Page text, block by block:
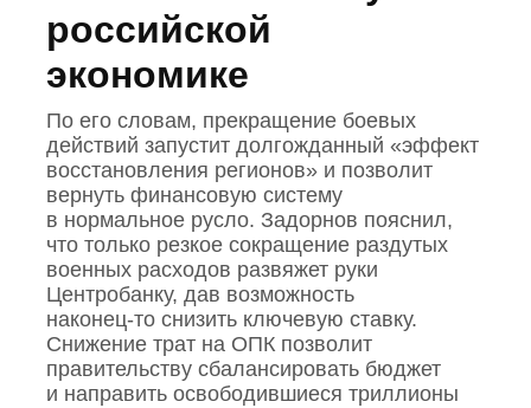
российской
экономике
По его словам, прекращение боевых
действий запустит долгожданный «эффект
восстановления регионов» и позволит
вернуть финансовую систему
в нормальное русло. Задорнов пояснил,
что только резкое сокращение раздутых
военных расходов развяжет руки
Центробанку, дав возможность
наконец‑то снизить ключевую ставку.
Снижение трат на ОПК позволит
правительству сбалансировать бюджет
и направить освободившиеся триллионы